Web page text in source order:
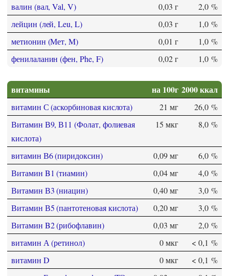
валин (вал, Val, V)
0,03 г
2,0 %
лейцин (лей, Leu, L)
0,03 г
1,0 %
метионин (Мет, M)
0,01 г
1,0 %
фенилаланин (фен, Phe, F)
0,02 г 1,0 %
витамины на 100г 2000 ккал
витамин С (аскорбиновая кислота) 21 мг
26,0 %
Витамин В9, В11 (Фолат, фолиевая
кислота)
15 мкг 8,0 %
витамин В6 (пиридоксин) 0,09 мг
6,0 %
Витамин B1 (тиамин)
0,04 мг
4,0 %
Витамин В3 (ниацин)
0,40 мг
3,0 %
Витамин В5 (пантотеновая кислота)
0,20 мг
3,0 %
Витамин B2 (рибофлавин)
0,03 мг
2,0 %
витамин А (ретинол)
0 мкг
< 0,1 %
витамин D
0 мкг
< 0,1 %